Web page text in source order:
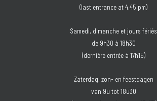
(last entrance at 4.45 pm)
Samedi, dimanche et jours fériés
de 9h30 à 18h30
(dernière entrée à 17h15)
Zaterdag, zon- en feestdagen
van 9u tot 18u30